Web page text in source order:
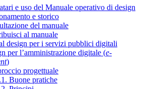
e uso del Manuale operativo di design
e storico
del manuale
al manuale
design per i servizi pubblici digitali
per l’amministrazione digitale (e-
)
progettuale
Buone pratiche